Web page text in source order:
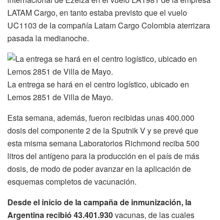
LATAM Cargo, en tanto estaba previsto que el vuelo
UC1103 de la compañía Latam Cargo Colombia aterrizara
pasada la medianoche.
La entrega se hará en el centro logístico, ubicado en
Lemos 2851 de Villa de Mayo.
Esta semana, además, fueron recibidas unas 400.000
dosis del componente 2 de la Sputnik V y se prevé que
esta misma semana Laboratorios Richmond reciba 500
litros del antígeno para la producción en el país de más
dosis, de modo de poder avanzar en la aplicación de
esquemas completos de vacunación.
Desde el inicio de la campaña de inmunización, la
Argentina recibió 43.401.930vacunas, de las cuales